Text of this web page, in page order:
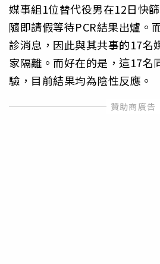
媒事組1位替代役男在12日快
隨即請假等待PCR結果出爐。
診消息，因此與其共事的17名
家隔離。而好在的是，這17名
驗，目前結果均為陰性反應。